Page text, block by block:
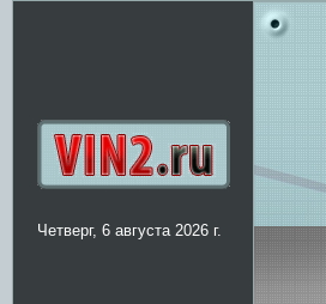
Четверг, 6 августа 2026 г.